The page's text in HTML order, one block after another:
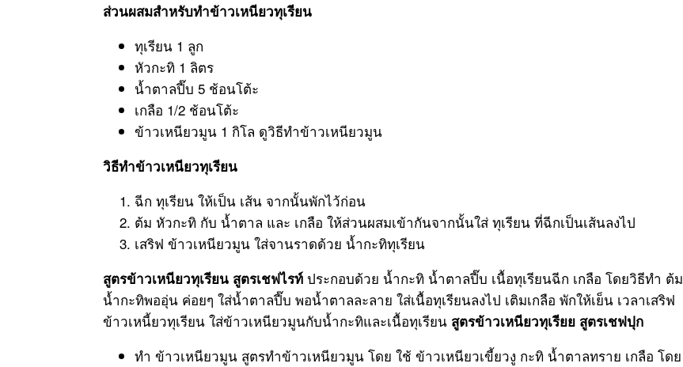
ส่วนผสมสำหรับทำข้าวเหนียวทุเรียน
ทุเรียน 1 ลูก
หัวกะทิ 1 ลิตร
น้ำตาลปี๊บ 5 ช้อนโต้ะ
เกลือ 1/2 ช้อนโต้ะ
ข้าวเหนียวมูน 1 กิโล ดูวิธีทำข้าวเหนียวมูน
วิธีทำข้าวเหนียวทุเรียน
ฉีก ทุเรียน ให้เป็น เส้น จากนั้นพักไว้ก่อน
ต้ม หัวกะทิ กับ น้ำตาล และ เกลือ ให้ส่วนผสมเข้ากันจากนั้นใส่ ทุเรียน ที่ฉีกเป็นเส้นลงไป
เสริฟ ข้าวเหนียวมูน ใส่จานราดด้วย น้ำกะทิทุเรียน
สูตรข้าวเหนียวทุเรียน สูตรเชฟไรท์ ประกอบด้วย น้ำกะทิ น้ำตาลปี๊บ เนื้อทุเรียนฉีก เกลือ โดยวิธีทำ ต้ม
น้ำกะทิพออุ่น ค่อยๆ ใส่น้ำตาลปี๊บ พอน้ำตาลละลาย ใส่เนื้อทุเรียนลงไป เติมเกลือ พักให้เย็น เวลาเสริฟ
ข้าวเหนี้ยวทุเรียน ใส่ข้าวเหนียวมูนกับน้ำกะทิและเนื้อทุเรียน สูตรข้าวเหนียวทุเรียย สูตรเชฟปุก
ทำ ข้าวเหนียวมูน สูตรทำข้าวเหนียวมูน โดย ใช้ ข้าวเหนียวเขี้ยวงู กะทิ น้ำตาลทราย เกลือ โดย